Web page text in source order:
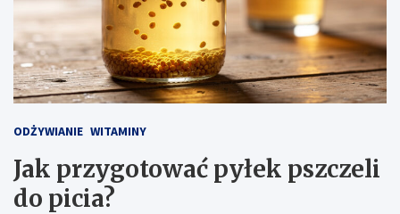
ODŻYWIANIE WITAMINY
Jak przygotować pyłek pszczeli
do picia?